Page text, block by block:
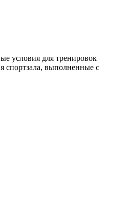
условия для тренировок
спортзала, выполненные с